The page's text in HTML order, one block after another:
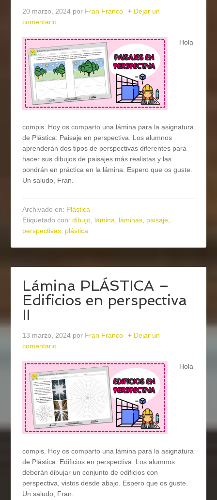
20 marzo, 2024 por Fran Franco
Dejar un
comentario
Hola
compis. Hoy os comparto una lámina para la asignatura
de Plástica: Paisaje en perspectiva. Los alumnos
aprenderán dos tipos de perspectivas diferentes para
hacer sus dibujos de paisajes más realistas y las
pondrán en práctica en la lámina. Espero que os guste.
Un saludo, Fran.
Archivado en: Plástica
Etiquetado con:dibujo, lámina, láminas, paisaje,
perspectivas, plástica
Lámina PLÁSTICA –
Edificios en perspectiva
II
13 marzo, 2024 por Fran Franco
Dejar un
comentario
Hola
compis. Hoy os comparto una lámina para la asignatura
de Plástica: Edificios en perspectiva. Los alumnos
deberán dibujar un conjunto de edificios con
perspectiva, vistos desde abajo. Espero que os guste.
Un saludo, Fran.